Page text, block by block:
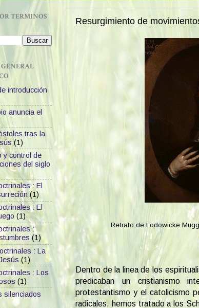
Resurgimiento de
Retrato de Lodowicke
Dentro de la linea de los
predicaban un cristianismo
protestantismo y el catolicismo
radicales, hemos tratado a los
TERMINOS
introducción
anuncia el
tras la
(1)
y control de
del siglo
: El
(1)
: El
(1)
:
(1)
: La
(1)
: Los
(1)
silenciados